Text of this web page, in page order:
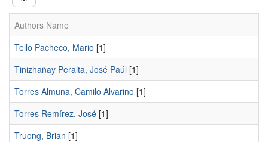
Authors Name
Tello Pacheco, Mario [1]
Tinizhañay Peralta, José Paúl [1]
Torres Almuna, Camilo Alvarino [1]
Torres Remírez, José [1]
Truong, Brian [1]